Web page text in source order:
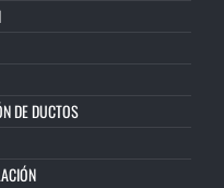
DE DUCTOS